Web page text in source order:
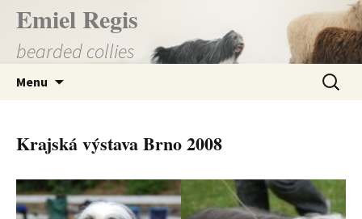
Přejít
obsahu
Emiel Regis
bearded collies
Menu
Krajská výstava Brno 2008